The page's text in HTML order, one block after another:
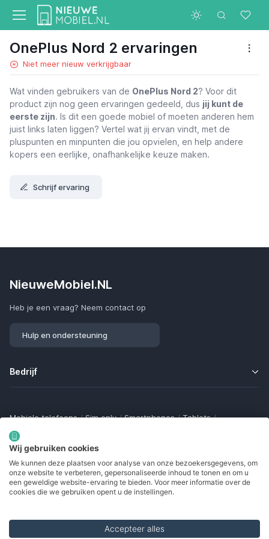
OnePlus Nord 2 ervaringen
Niet meer nieuw verkrijgbaar
Wat vinden gebruikers van de OnePlus Nord 2? Voor dit
product zijn nog geen ervaringen gedeeld, dus jij kunt de
eerste zijn. Is dit een goede mobiel of moeten anderen hem
juist links laten liggen? Vertel wat jij ervan vindt, met de
pluspunten en minpunten die jou opvielen, en help andere
kopers een eerlijke, onafhankelijke keuze maken.
Schrijf ervaring
NieuweMobiel.NL
Heb je een vraag? Neem contact op
Hulp en ondersteuning
Bedrijf
Mobiele telefoons / Sim only / Smartphones / Tablets /
Smartwatches
Bluetooth trackers / Opladers
Samsung Galaxy
Gamingtelefoons / Foldables / Robuuste telefoons /
Seniorentelefoons / Waterdichte telefoons / Refurbished
Wij gebruiken cookies
We kunnen deze plaatsen voor analyse van onze bezoekersgegevens, om
onze website te verbeteren, gepersonaliseerde inhoud te tonen en om u
een geweldige website-ervaring te bieden. Voor meer informatie over de
cookies die we gebruiken opent u de instellingen.
Accepteer alles